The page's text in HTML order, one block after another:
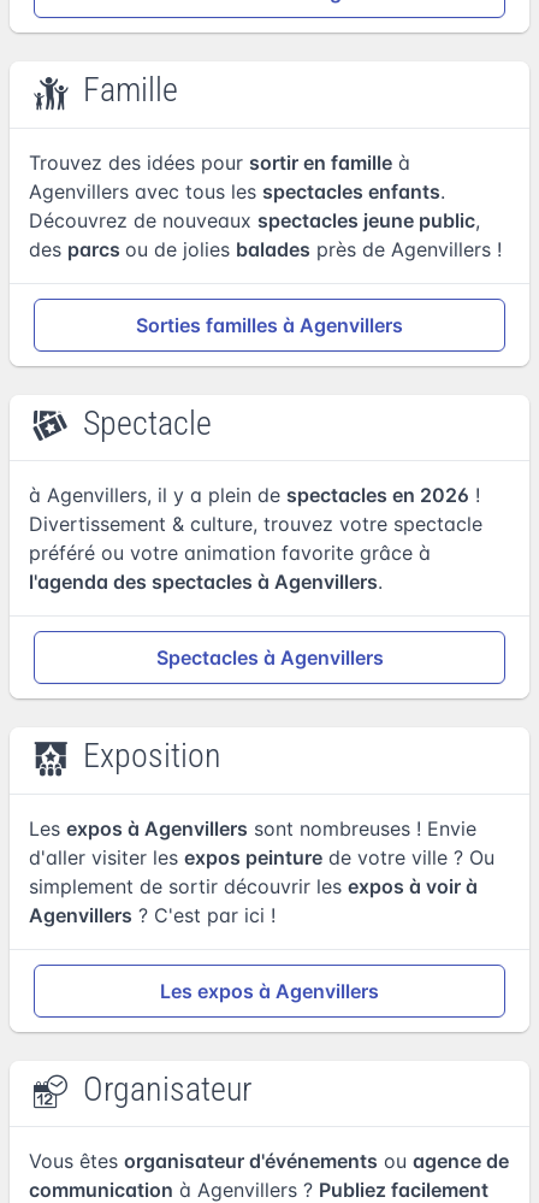
Famille
Trouvez des idées pour sortir en famille à
Agenvillers avec tous les spectacles enfants.
Découvrez de nouveaux spectacles jeune public,
des parcs ou de jolies balades près de Agenvillers !
Sorties familles à Agenvillers
Spectacle
à Agenvillers, il y a plein de spectacles en 2026 !
Divertissement & culture, trouvez votre spectacle
préféré ou votre animation favorite grâce à
l'agenda des spectacles à Agenvillers.
Spectacles à Agenvillers
Exposition
Les expos à Agenvillers sont nombreuses ! Envie
d'aller visiter les expos peinture de votre ville ? Ou
simplement de sortir découvrir les expos à voir à
Agenvillers ? C'est par ici !
Les expos à Agenvillers
Organisateur
Vous êtes organisateur d'événements ou agence de
communication à Agenvillers ? Publiez facilement